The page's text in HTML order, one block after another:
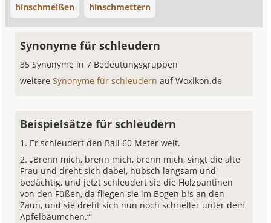
hinschmeißen hinschmettern
Synonyme für schleudern
35 Synonyme in 7 Bedeutungsgruppen
weitereSynonyme für schleudernauf Woxikon.de
Beispielsätze für schleudern
Er schleudert den Ball 60 Meter weit.
„Brenn mich, brenn mich, brenn mich, singt die alte
Frau und dreht sich dabei, hübsch langsam und
bedächtig, und jetzt schleudert sie die Holzpantinen
von den Füßen, da fliegen sie im Bogen bis an den
Zaun, und sie dreht sich nun noch schneller unter dem
Apfelbäumchen.“